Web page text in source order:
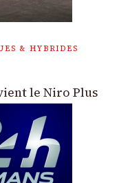
& HYBRIDES
le Niro Plus